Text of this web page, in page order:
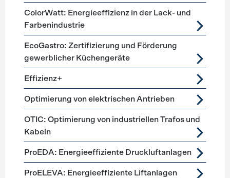
ColorWatt: Energieeffizienz in der Lack- und
Farbenindustrie
EcoGastro: Zertifizierung und Förderung
gewerblicher Küchengeräte
Effizienz+
Optimierung von elektrischen Antrieben
OTIC: Optimierung von industriellen Trafos und
Kabeln
ProEDA: Energieeffiziente Druckluftanlagen
ProELEVA: Energieeffiziente Liftanlagen